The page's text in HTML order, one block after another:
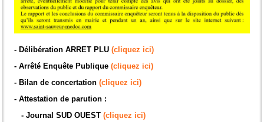
- Délibération ARRET PLU(cliquez ici)
- Arrêté Enquête Publique(cliquez ici)
- Bilan de concertation(cliquez ici)
- Attestation de parution :
- Journal SUD OUEST(cliquez ici)